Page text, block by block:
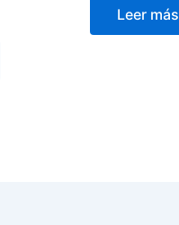
Leer más